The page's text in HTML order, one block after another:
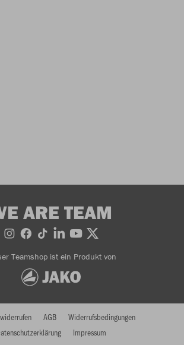
ARE TEAM
Teamshop ist ein Produkt von
AGB
Widerrufsbedingungen
Impressum